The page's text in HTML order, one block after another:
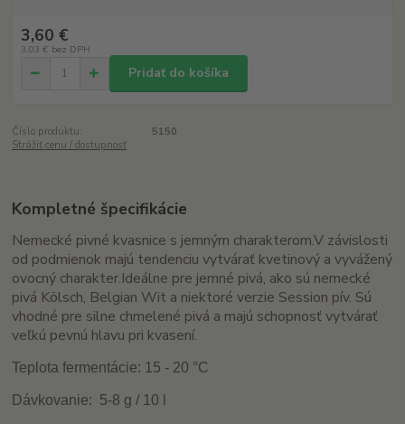
3,60 €
3,03 € bez DPH
Pridať do košíka
Číslo produktu:
5150
Strážiť cenu / dostupnosť
Kompletné špecifikácie
Nemecké pivné kvasnice s jemným charakterom.V závislosti
od podmienok majú tendenciu vytvárať kvetinový a vyvážený
ovocný charakter.Ideálne pre jemné pivá, ako sú nemecké
pivá Kölsch, Belgian Wit a niektoré verzie Session pív. Sú
vhodné pre silne chmelené pivá a majú schopnosť vytvárať
veľkú pevnú hlavu pri kvasení.
Teplota fermentácie: 15 - 20 °C
Dávkovanie: 5-8 g / 10 l